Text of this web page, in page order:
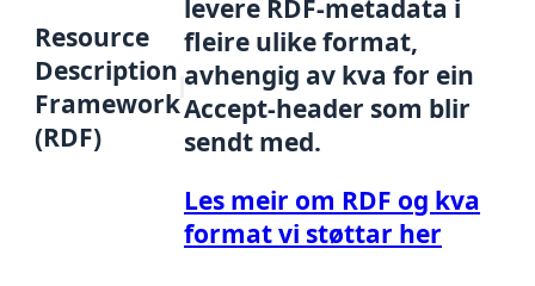
Resource
Description
Framework
(RDF)
levere RDF-metadata i
fleire ulike format,
avhengig av kva for ein
Accept-header som blir
sendt med.
Les meir om RDF og kva
format vi støttar her